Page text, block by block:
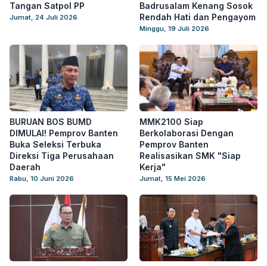
Tangan Satpol PP
Jumat, 24 Juli 2026
Badrusalam Kenang Sosok
Rendah Hati dan Pengayom
Minggu, 19 Juli 2026
BURUAN BOS BUMD
DIMULAI! Pemprov Banten
Buka Seleksi Terbuka
Direksi Tiga Perusahaan
Daerah
Rabu, 10 Juni 2026
MMK2100 Siap
Berkolaborasi Dengan
Pemprov Banten
Realisasikan SMK "Siap
Kerja"
Jumat, 15 Mei 2026